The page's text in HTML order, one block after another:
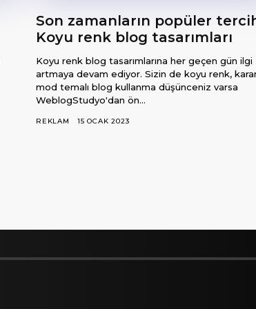
Son zamanların popüler
Koyu renk blog tasarımları
Koyu renk blog tasarımlarına her geçen gün ilgi
artmaya devam ediyor. Sizin de koyu renk,
mod temalı blog kullanma düşünceniz varsa
WeblogStudyo'dan ön...
REKLAM 15 OCAK 2023